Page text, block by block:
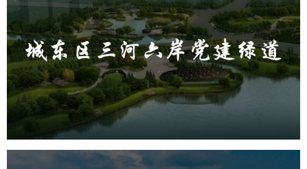
城东区三河六岸党建绿道
旅游休闲 公园 AI人工智能 智慧公园
智能步道
AR太极
智能大数据平台